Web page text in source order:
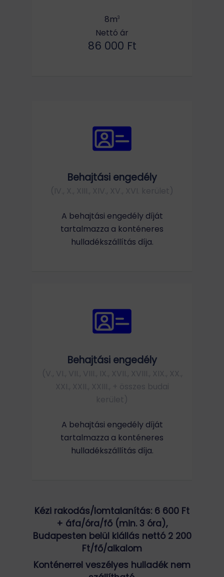
8m3
Nettó ár
86 000 Ft
Behajtási engedély
A behajtási engedély díját
tartalmazza a konténeres
hulladékszállítás díja.
Behajtási engedély
A behajtási engedély díját
tartalmazza a konténeres
hulladékszállítás díja.
Kézi rakodás/lomtalanítás: 6 600 Ft
+ áfa/óra/fő (min. 3 óra),
Budapesten belül kiállás nettó 2 200
Ft/fő/alkalom
Konténerrel veszélyes hulladék nem